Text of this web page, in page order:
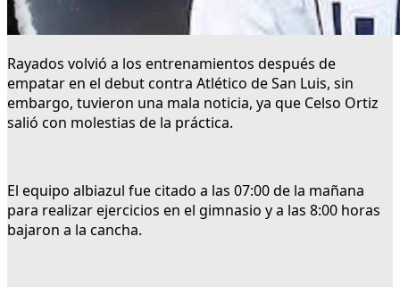
Rayados volvió a los entrenamientos después de
empatar en el debut contra Atlético de San Luis, sin
embargo, tuvieron una mala noticia, ya que Celso Ortiz
salió con molestias de la práctica.
El equipo albiazul fue citado a las 07:00 de la mañana
para realizar ejercicios en el gimnasio y a las 8:00 horas
bajaron a la cancha.